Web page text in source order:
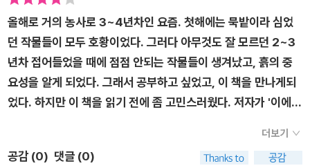
하지만 건강한 흙을 만드는 것이 중요하다.아무것도 모르는 초보
텃밭농사를 고민하는 내게 <텃밭농사 흙 만들기ㆍ비료 사용법
교과서>가 눈에 띄었다.기본부터 알려주는 흙진단,거름주기,석
회 주기,비료 주기, 흙 소독하기까지 기본적인 내용들이 가득했
다. 흙의 상태를 알아보고 식물이 좋아하는 흙의 조건과 건강한
흙을 만드는 방법, 작물에 맞는 비료와 거름을 주는 것과 흙을 소
독하는 방법을 설명과 그림으로 소개하고 있다.텃밭 뿐 아니라
올해로 거의 농사로 3~4년차인 요즘. 첫해에는 묵밭이라 심었
던 작물들이 모두 호황이었다. 그러다 아무것도 잘 모르던 2~3
년차 접어들었을 때에 점점 안되는 작물들이 생겨났고, 흙의 중
요성을 알게 되었다. 그래서 공부하고 싶었고, 이 책을 만나게되
었다. 하지만 이 책을 읽기 전에 좀 고민스러웠다. 저자가 '이에노
라니.... 우리나라 흙과 일본의 흙은 '흙'자체를 생각하지 않더라
도 역사적으로 지리적으로 흙자체가 다르다는 건 암암리에 다들
더보기
공감 (0) 댓글 (0)